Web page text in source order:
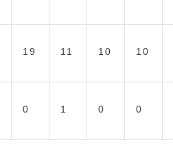
19 11 10 10
0 1 0 0